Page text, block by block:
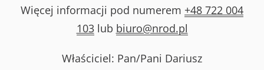
Więcej informacji pod numerem +48 722 004
103lub biuro@nrod.pl
Właściciel: Pan/Pani Dariusz